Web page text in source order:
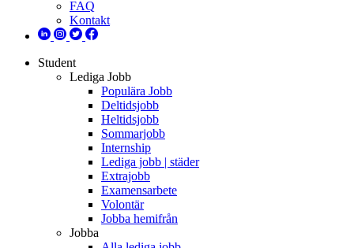
FAQ
Kontakt
Student
Lediga Jobb
Populära Jobb
Deltidsjobb
Heltidsjobb
Sommarjobb
Internship
Lediga jobb | städer
Extrajobb
Examensarbete
Volontär
Jobba hemifrån
Jobba